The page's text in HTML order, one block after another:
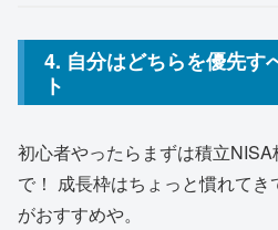
4. 自分はどちらを優先す
ト
初心者やったらまずは積立
で！ 成長枠はちょっと慣れて
がおすすめや。